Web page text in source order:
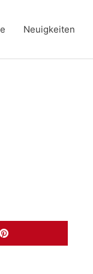
Neuigkeiten